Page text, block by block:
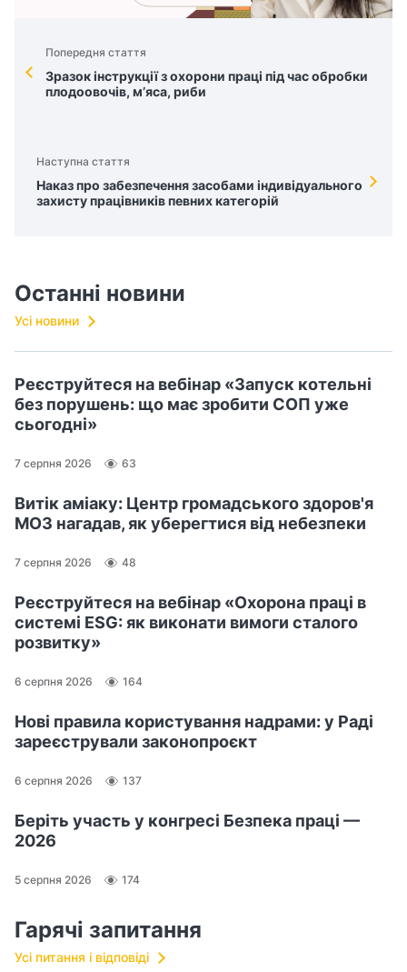
Попередня стаття
Зразок інструкції з охорони праці під час обробки
плодоовочів, м’яса, риби
Наступна стаття
Наказ про забезпечення засобами індивідуального
захисту працівників певних категорій
Останні новини
Усі новини
Реєструйтеся на вебінар «Запуск котельні
без порушень: що має зробити СОП уже
сьогодні»
7 серпня 2026 63
Витік аміаку: Центр громадського здоров'я
МОЗ нагадав, як уберегтися від небезпеки
7 серпня 2026 48
Реєструйтеся на вебінар «Охорона праці в
системі ESG: як виконати вимоги сталого
розвитку»
6 серпня 2026 164
Нові правила користування надрами: у Раді
зареєстрували законопроєкт
6 серпня 2026 137
Беріть участь у конгресі Безпека праці —
2026
5 серпня 2026 174
Гарячі запитання
Усі питання і відповіді